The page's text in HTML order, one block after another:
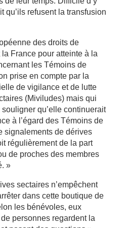
qu’ils refusent la transfusion
des droits de
la France pour atteinte à la
les Témoins de
prise en compte par la
de vigilance et de lutte
(Miviludes) mais qui
souligner qu’elle continuerait
à l’égard des Témoins de
signalements de dérives
régulièrement de la part
de proches des membres
»
sectaires n’empêchent
dans cette boutique de
les bénévoles, eux
personnes regardent la